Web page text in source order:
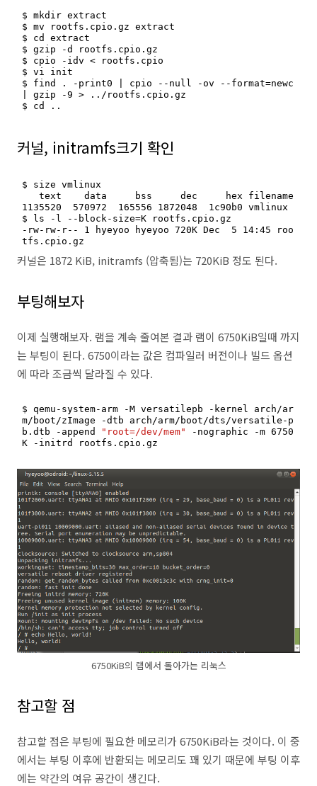
$ mkdir extract
$ mv rootfs.cpio.gz extract
$ cd extract
$ gzip -d rootfs.cpio.gz
$ cpio -idv < rootfs.cpio
$ vi init
$ find . -print0 | cpio --null -ov --format=newc
| gzip -9 > ../rootfs.cpio.gz
$ cd ..
커널, initramfs크기 확인
$ size vmlinux
1135520	 570972	 165556	1872048	 1c90b0	vmlinux
$ ls -l --block-size=K rootfs.cpio.gz
-rw-rw-r-- 1 hyeyoo hyeyoo 720K Dec  5 14:45 roo
tfs.cpio.gz
커널은 1872 KiB, initramfs (압축됨)는 720KiB 정도 된다.
부팅해보자
이제 실행해보자. 램을 계속 줄여본 결과 램이 6750KiB일때 까지
는 부팅이 된다. 6750이라는 값은 컴파일러 버전이나 빌드 옵션
에 따라 조금씩 달라질 수 있다.
$ qemu-system-arm -M versatilepb -kernel arch/ar
m/boot/zImage -dtb arch/arm/boot/dts/versatile-p
b.dtb -append
"root=/dev/mem" -nographic -m 6750
K -initrd rootfs.cpio.gz
6750KiB의 램에서 돌아가는 리눅스
참고할 점
참고할 점은 부팅에 필요한 메모리가 6750KiB라는 것이다. 이 중
에서는 부팅 이후에 반환되는 메모리도 꽤 있기 때문에 부팅 이후
에는 약간의 여유 공간이 생긴다.